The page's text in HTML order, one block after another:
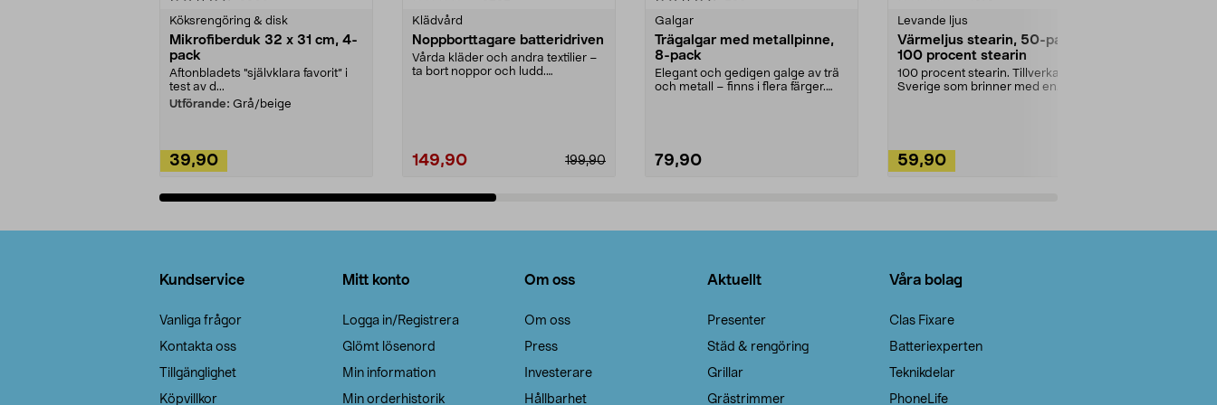
Köksrengöring & disk
Mikrofiberduk 32 x 31 cm, 4-
pack
Aftonbladets "självklara favorit” i
test av d...
Utförande: Grå/beige
39,90
Klädvård
Noppborttagare batteridriven
Vårda kläder och andra textilier –
ta bort noppor och ludd.
199,90
149,90
Galgar
Trägalgar med metallpinne,
8-pack
Elegant och gedigen galge av trä
och metall – finns i flera färger.
79,90
Levande ljus
Värmeljus stearin, 50-pack,
100 procent stearin
100 procent stearin. Tillverkade i
Sverige som brinner med en
59,90
Kundservice
Vanliga frågor
Kontakta oss
Tillgänglighet
Köpvillkor
Mitt konto
Logga in/Registrera
Glömt lösenord
Min information
Min orderhistorik
Om oss
Om oss
Press
Investerare
Hållbarhet
Aktuellt
Presenter
Städ & rengöring
Grillar
Grästrimmer
Våra bolag
Clas Fixare
Batteriexperten
Teknikdelar
PhoneLife